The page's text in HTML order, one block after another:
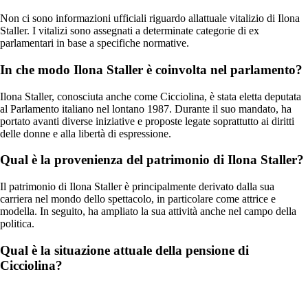
Non ci sono informazioni ufficiali riguardo allattuale vitalizio di Ilona
Staller. I vitalizi sono assegnati a determinate categorie di ex
parlamentari in base a specifiche normative.
In che modo Ilona Staller è coinvolta nel parlamento?
Ilona Staller, conosciuta anche come Cicciolina, è stata eletta deputata
al Parlamento italiano nel lontano 1987. Durante il suo mandato, ha
portato avanti diverse iniziative e proposte legate soprattutto ai diritti
delle donne e alla libertà di espressione.
Qual è la provenienza del patrimonio di Ilona Staller?
Il patrimonio di Ilona Staller è principalmente derivato dalla sua
carriera nel mondo dello spettacolo, in particolare come attrice e
modella. In seguito, ha ampliato la sua attività anche nel campo della
politica.
Qual è la situazione attuale della pensione di
Cicciolina?